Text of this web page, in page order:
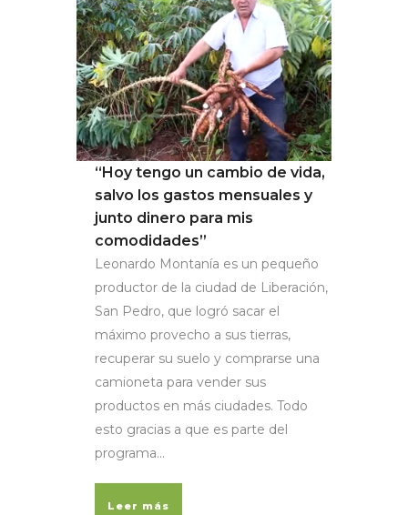
“Hoy tengo un cambio de vida,
salvo los gastos mensuales y
junto dinero para mis
comodidades”
Leonardo Montanía es un pequeño
productor de la ciudad de Liberación,
San Pedro, que logró sacar el
máximo provecho a sus tierras,
recuperar su suelo y comprarse una
camioneta para vender sus
productos en más ciudades. Todo
esto gracias a que es parte del
programa...
Leer más